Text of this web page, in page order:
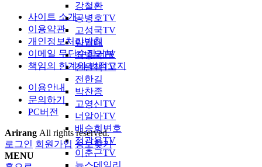
강철환
공병호TV
고성국TV
양영태
최병묵TV
전원책TV
전한길
박찬종
고영신TV
너알아TV
배승희변호
정광용TV
이춘근TV
뉴스데일리
사이트 소개
이용약관
개인정보처리방침
이메일 무단수집거부
책임의 한계와 법적고지
이용안내
문의하기
PC버전
Arirang All rights reserved.
로그인 회원가입 정보찾기
MENU